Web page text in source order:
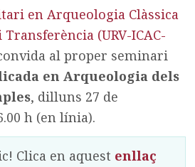
en Arqueologia Clàssica
(URV-ICAC-
al proper seminari
en Arqueologia dels
, dilluns 27 de
h (en línia).
Clica en aquest enllaç